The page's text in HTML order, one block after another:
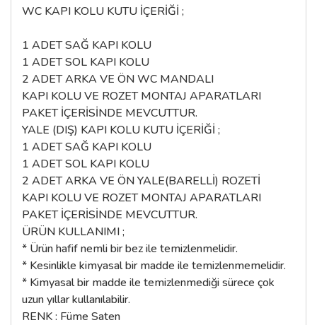
WC KAPI KOLU KUTU İÇERİĞİ ;
1 ADET SAĞ KAPI KOLU
1 ADET SOL KAPI KOLU
2 ADET ARKA VE ÖN WC MANDALI
KAPI KOLU VE ROZET MONTAJ APARATLARI
PAKET İÇERİSİNDE MEVCUTTUR.
YALE (DIŞ) KAPI KOLU KUTU İÇERİĞİ ;
1 ADET SAĞ KAPI KOLU
1 ADET SOL KAPI KOLU
2 ADET ARKA VE ÖN YALE(BARELLİ) ROZETİ
KAPI KOLU VE ROZET MONTAJ APARATLARI
PAKET İÇERİSİNDE MEVCUTTUR.
ÜRÜN KULLANIMI ;
* Ürün hafif nemli bir bez ile temizlenmelidir.
* Kesinlikle kimyasal bir madde ile temizlenmemelidir.
* Kimyasal bir madde ile temizlenmediği sürece çok
uzun yıllar kullanılabilir.
RENK : Füme Saten